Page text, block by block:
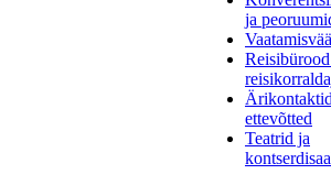
ja
ettevõtted
Teatrid ja